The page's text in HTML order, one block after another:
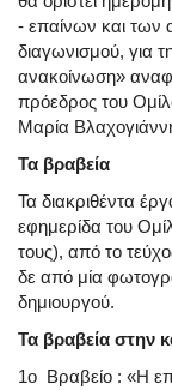
- επαίνων και των
διαγωνισμού, για
ανακοίνωση»
πρόεδρος του
Μαρία
Τα βραβεία
Τα διακριθέντα
εφημερίδα του
τους), από το
δε από μία
δημιουργού.
Τα βραβεία στην
1ο Βραβείο : «Η